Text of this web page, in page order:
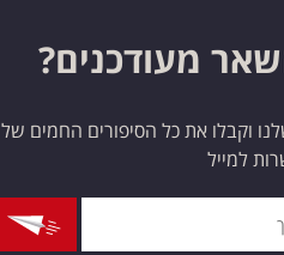
מעודכנים?
וקבלו את כל הסיפורים החמים של
למייל